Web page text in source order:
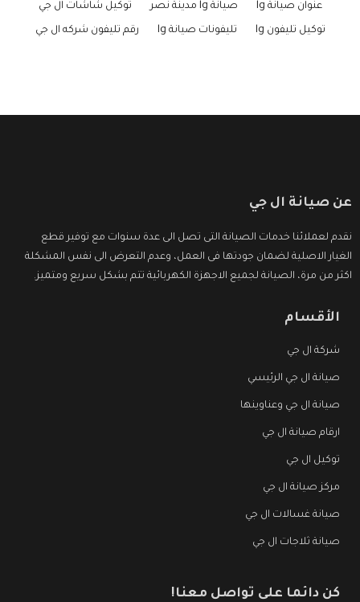
عنوان صيانة lg صيانة lg مدينة نصر توكيل شاشات ال جي
توكيل تليفون lg تليفونات صيانة lg رقم تليفون شركه ال جي
عن صيانة ال جي
نقدم لعملائنا خدمات الصيانة التى تصل الى عدة سنوات مع توفير قطع
الغيار الاصلية لضمان جودتها فى العمل، وعدم التعرض الى نفس المشكلة
اكثر من مرة، الصيانة لجميع الاجهزة الكهربائية تتم بشكل سريع ومتميز.
الأقسام
شركة ال جي
صيانة ال جي الرئيسي
صيانة ال جي وعناوينها
ارقام صيانة ال جي
توكيل ال جي
مركز صيانة ال جي
صيانة غسالات ال جي
صيانة ثلاجات ال جي
كن دائما على تواصل معنا!